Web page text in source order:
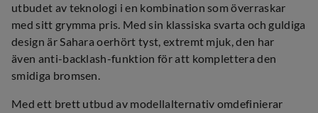
utbudet av teknologi i en kombination som överraskar
med sitt grymma pris. Med sin klassiska svarta och guldiga
design är Sahara oerhört tyst, extremt mjuk, den har
även anti-backlash-funktion för att komplettera den
smidiga bromsen.
Med ett brett utbud av modellalternativ omdefinierar